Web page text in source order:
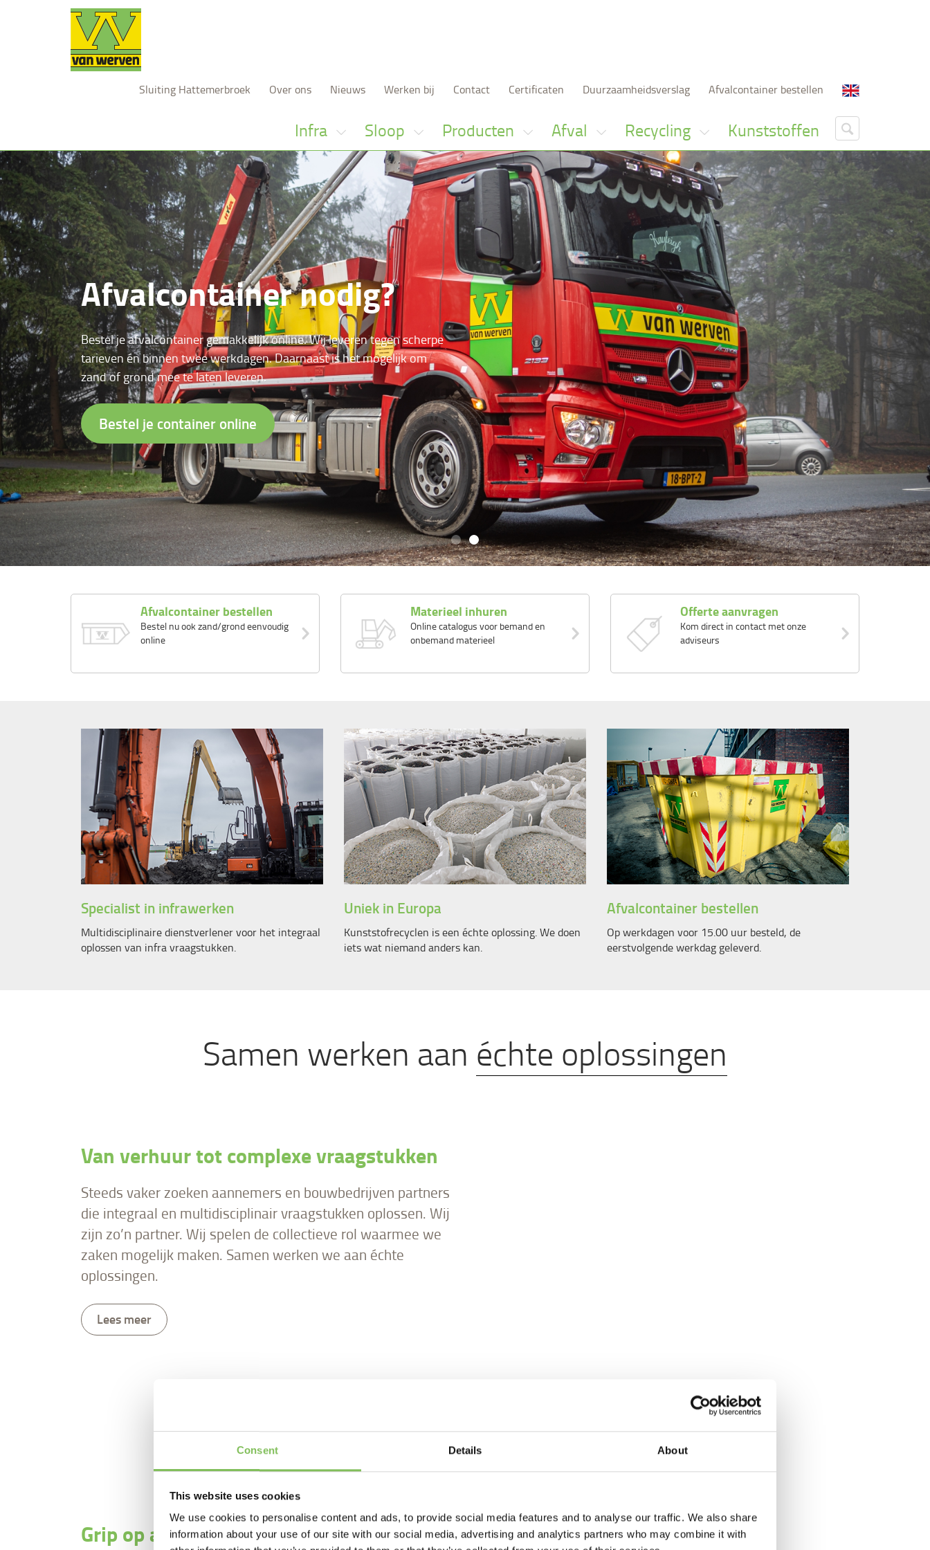
Consent Details About
This website uses cookies
We use cookies to personalise content and ads, to provide social media features and to analyse our traffic. We also share
information about your use of our site with our social media, advertising and analytics partners who may combine it with
Sluiting Hattemerbroek Over ons Nieuws Werken bij Contact Certificaten Duurzaamheidsverslag Afvalcontainer bestellen
Infra Sloop Producten Afval Recycling Kunststoffen
Afvalcontainer nodig?
Bestel je afvalcontainer gemakkelijk online. Wij leveren tegen scherpe
tarieven én binnen twee werkdagen. Daarnaast is het mogelijk om
zand of grond mee te laten leveren.
Bestel je container online
Afvalcontainer bestellen
Bestel nu ook zand/grond eenvoudig
online
Materieel inhuren
Online catalogus voor bemand en
onbemand materieel
Offerte aanvragen
Kom direct in contact met onze
adviseurs
Specialist in infrawerken
Multidisciplinaire dienstverlener voor het integraal
oplossen van infra vraagstukken.
Uniek in Europa
Kunststofrecyclen is een échte oplossing. We doen
iets wat niemand anders kan.
Afvalcontainer bestellen
Op werkdagen voor 15.00 uur besteld, de
eerstvolgende werkdag geleverd.
Samen werken aan échte oplossingen
Van verhuur tot complexe vraagstukken
Steeds vaker zoeken aannemers en bouwbedrijven partners
die integraal en multidisciplinair vraagstukken oplossen. Wij
zijn zo’n partner. Wij spelen de collectieve rol waarmee we
zaken mogelijk maken. Samen werken we aan échte
oplossingen.
Lees meer
Grip op afvalkosten